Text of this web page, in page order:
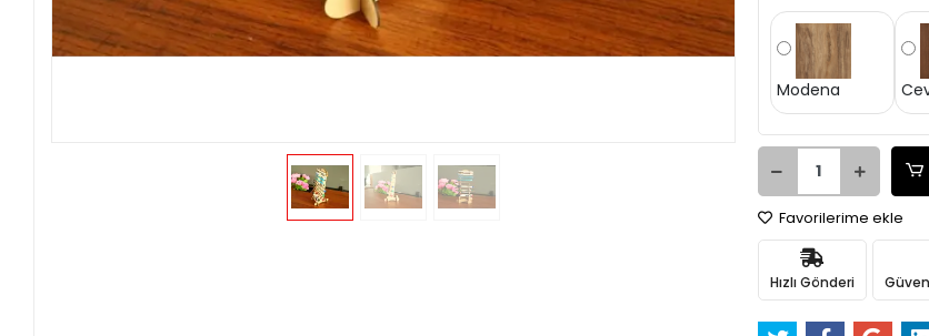
Modena
Favorilerime ekle
Hızlı Gönderi